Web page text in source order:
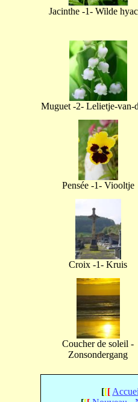
Jacinthe -1- Wilde
Muguet -2- Lelietje-van-
Pensée -1- Viooltje
Croix -1- Kruis
Coucher de soleil -
Zonsondergang
[[[